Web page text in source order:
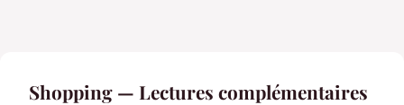
Shopping — Lectures complémentaires